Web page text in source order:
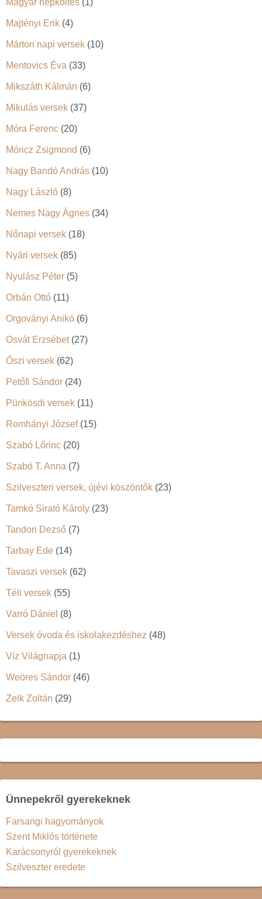
Majtényi Erik (4)
Márton napi versek (10)
Mentovics Éva (33)
Mikszáth Kálmán (6)
Mikulás versek (37)
Móra Ferenc (20)
Móricz Zsigmond (6)
Nagy Bandó András (10)
Nagy László (8)
Nemes Nagy Ágnes (34)
Nőnapi versek (18)
Nyári versek (85)
Nyulász Péter (5)
Orbán Ottó (11)
Orgoványi Anikó (6)
Osvát Erzsébet(27)
Őszi versek (62)
Petőfi Sándor (24)
Pünkösdi versek (11)
Romhányi József(15)
Szabó Lőrinc (20)
Szabó T. Anna (7)
Szilveszteri versek, újévi köszöntők (23)
Tamkó Sirató Károly (23)
Tandori Dezső (7)
Tarbay Ede (14)
Tavaszi versek (62)
Téli versek (55)
Varró Dániel (8)
Versek óvoda és iskolakezdéshez (48)
Víz Világnapja (1)
Weöres Sándor (46)
Zelk Zoltán (29)
Ünnepekről gyerekeknek
Farsangi hagyományok
Szent Miklós története
Karácsonyról gyerekeknek
Szilveszter eredete